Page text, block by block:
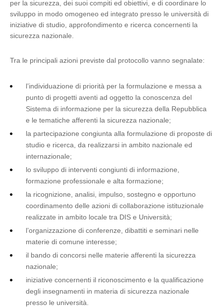
per la sicurezza, dei suoi compiti ed obiettivi, e di coordinare lo
sviluppo in modo omogeneo ed integrato presso le università di
iniziative di studio, approfondimento e ricerca concernenti la
sicurezza nazionale.
Tra le principali azioni previste dal protocollo vanno segnalate:
l’individuazione di priorità per la formulazione e messa a
punto di progetti aventi ad oggetto la conoscenza del
Sistema di informazione per la sicurezza della Repubblica
e le tematiche afferenti la sicurezza nazionale;
la partecipazione congiunta alla formulazione di proposte di
studio e ricerca, da realizzarsi in ambito nazionale ed
internazionale;
lo sviluppo di interventi congiunti di informazione,
formazione professionale e alta formazione;
la ricognizione, analisi, impulso, sostegno e opportuno
coordinamento delle azioni di collaborazione istituzionale
realizzate in ambito locale tra DIS e Università;
l’organizzazione di conferenze, dibattiti e seminari nelle
materie di comune interesse;
il bando di concorsi nelle materie afferenti la sicurezza
nazionale;
iniziative concernenti il riconoscimento e la qualificazione
degli insegnamenti in materia di sicurezza nazionale
presso le università.